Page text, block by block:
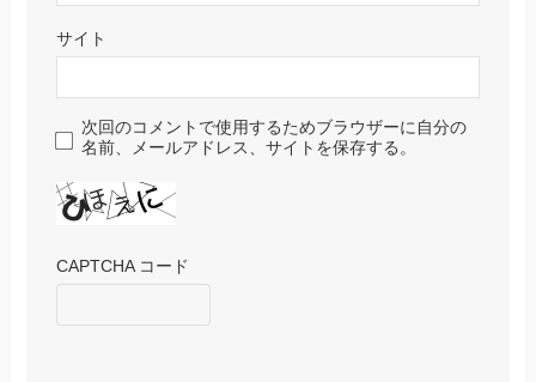
サイト
次回のコメントで使用するためブラウザーに自分の
名前、メールアドレス、サイトを保存する。
CAPTCHA コード